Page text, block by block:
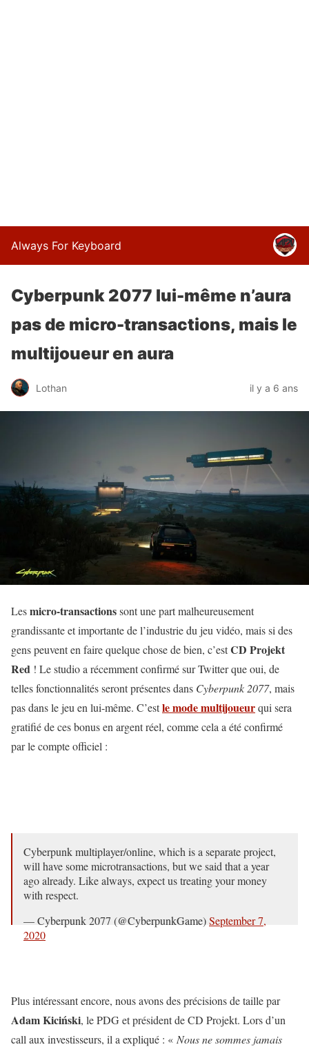
Always For Keyboard
Cyberpunk 2077 lui-même n’aura
pas de micro-transactions, mais le
multijoueur en aura
Lothan il y a 6 ans
Lesmicro-transactionssont une part malheureusement
grandissante et importante de l’industrie du jeu vidéo, mais si des
gens peuvent en faire quelque chose de bien, c’estCD Projekt
Red ! Le studio a récemment confirmé sur Twitter que oui, de
telles fonctionnalités seront présentes dans Cyberpunk 2077, mais
pas dans le jeu en lui-même. C’estle mode multijoueurqui sera
gratifié de ces bonus en argent réel, comme cela a été confirmé
par le compte officiel :
Cyberpunk multiplayer/online, which is a separate project,
will have some microtransactions, but we said that a year
ago already. Like always, expect us treating your money
with respect.
— Cyberpunk 2077 (@CyberpunkGame)September 7,
2020
Plus intéressant encore, nous avons des précisions de taille par
Adam Kiciński, le PDG et président de CD Projekt. Lors d’un
call aux investisseurs, il a expliqué : « Nous ne sommes jamais